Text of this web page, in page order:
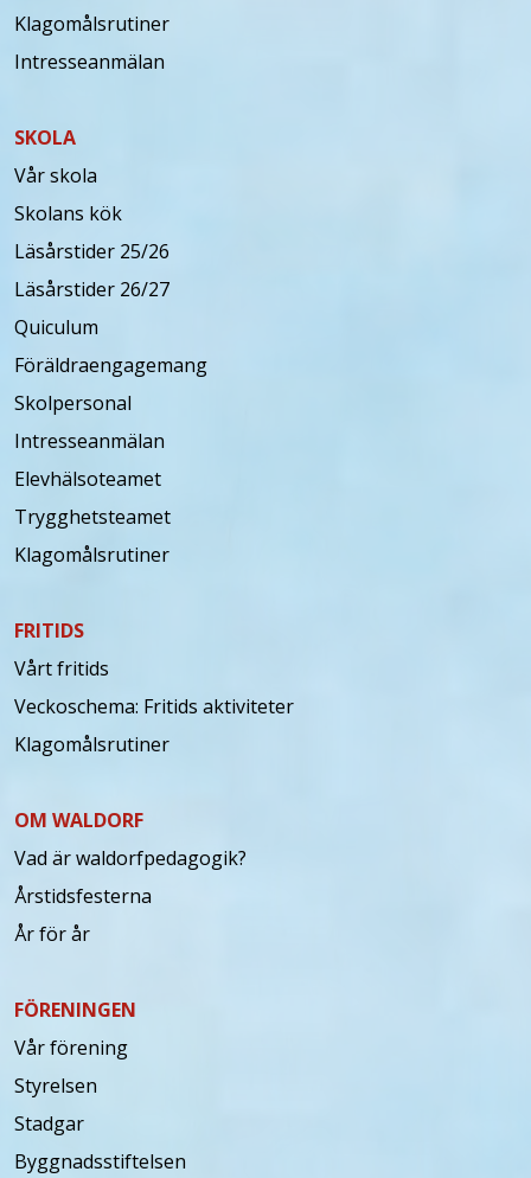
Klagomålsrutiner
Intresseanmälan
SKOLA
Vår skola
Skolans kök
Läsårstider 25/26
Läsårstider 26/27
Quiculum
Föräldraengagemang
Skolpersonal
Intresseanmälan
Elevhälsoteamet
Trygghetsteamet
Klagomålsrutiner
FRITIDS
Vårt fritids
Veckoschema: Fritids aktiviteter
Klagomålsrutiner
OM WALDORF
Vad är waldorfpedagogik?
Årstidsfesterna
År för år
FÖRENINGEN
Vår förening
Styrelsen
Stadgar
Byggnadsstiftelsen